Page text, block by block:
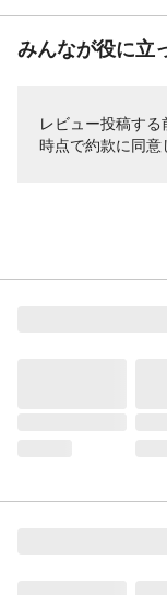
みんなが役に立
レビュー投稿する
時点で約款に同意